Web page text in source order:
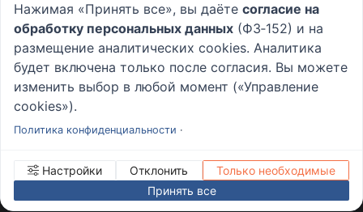
Пользовательское соглашение
Политика конфиденциальности
Вопрос - Ответ|О проекте
ИНН/КПП Управление cookies
Нажимая «Принять все», вы даёте согласие на
обработку персональных данных (ФЗ‑152) и на
размещение аналитических cookies. Аналитика
будет включена только после согласия. Вы можете
изменить выбор в любой момент («Управление
cookies»).
Политика конфиденциальности ·
Настройки Отклонить
Только необходимые
Принять все